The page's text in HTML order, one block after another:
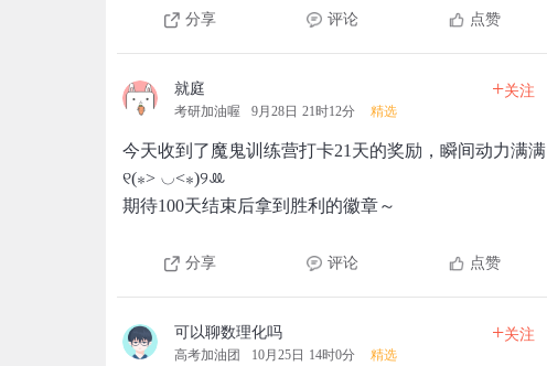
分享 评论 点赞
就庭
考研加油喔 9月28日 21时12分 精选
+关注
今天收到了魔鬼训练营打卡21天的奖励，瞬间动力满满
୧(⁎˃ ◡˂⁎)୨ꔛ
期待100天结束后拿到胜利的徽章～
分享 评论 点赞
可以聊数理化吗
高考加油团 10月25日 14时0分 精选
+关注